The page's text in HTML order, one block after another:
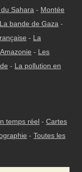
Sahara - Montée
La bande de Gaza -
- La
- Les
- La pollution en
temps réel - Cartes
- Toutes les